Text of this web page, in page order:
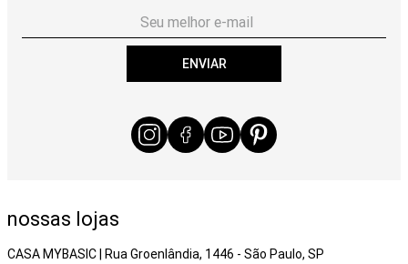
ENVIAR
nossas lojas
CASA MYBASIC | Rua Groenlândia, 1446 - São Paulo, SP